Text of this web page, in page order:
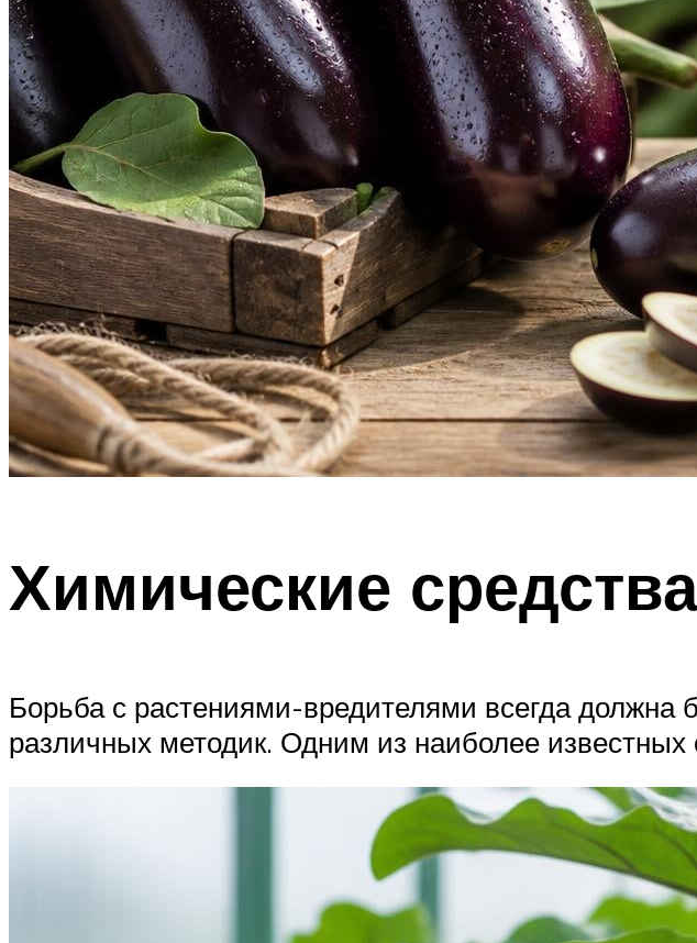
Химические средства
Борьба с растениями-вредителями всегда должна
различных методик. Одним из наиболее